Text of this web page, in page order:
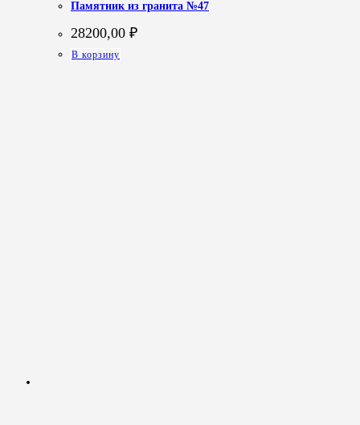
Памятник из гранита №47
28200,00 ₽
В корзину